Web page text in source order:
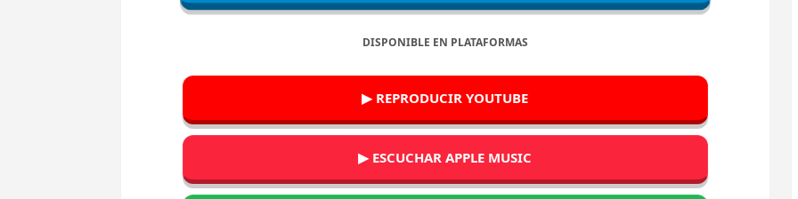
DISPONIBLE EN PLATAFORMAS
▶ REPRODUCIR YOUTUBE
▶ ESCUCHAR APPLE MUSIC